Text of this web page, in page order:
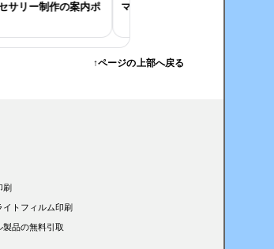
制作の案内ポ
マルシェの看板用ポスター
↑ページの上部へ戻る
刷
イトフィルム印刷
製品の無料引取